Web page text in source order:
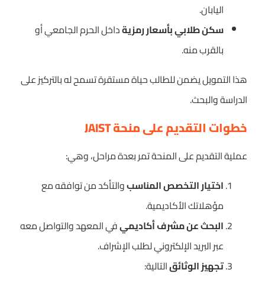
اليابان.
سكن طلابي بأسعار رمزيةداخل الحرم الجامعي أو
بالقرب منه.
هذا التمويل يضمن للطالب حياة مستقرة تسمح له بالتركيز على
الدراسة والبحث.
خطوات التقديم على منحة JAIST
عملية التقديم على المنحة تمر بعدة مراحل، وهي:
اختيار التخصص المناسبوالتأكد من توافقه مع
مؤهلاتك الأكاديمية.
البحث عن مشرف أكاديميفي المعهد والتواصل معه
عبر البريد الإلكتروني لطلب الإشراف.
تجهيز الوثائقالتالية: